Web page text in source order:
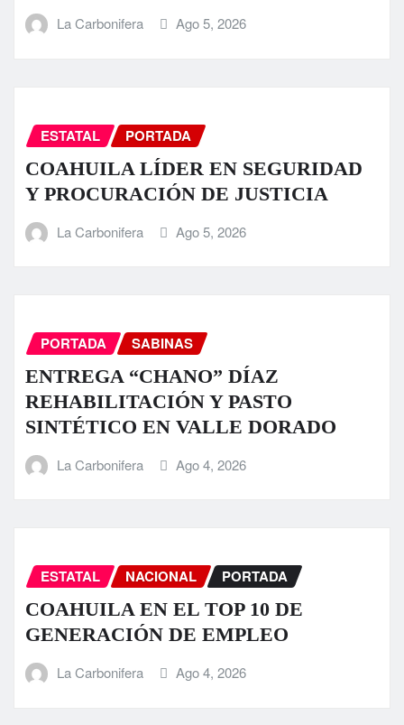
La Carbonifera Ago 5, 2026
ESTATAL PORTADA
COAHUILA LÍDER EN SEGURIDAD
Y PROCURACIÓN DE JUSTICIA
La Carbonifera Ago 5, 2026
PORTADA SABINAS
ENTREGA “CHANO” DÍAZ
REHABILITACIÓN Y PASTO
SINTÉTICO EN VALLE DORADO
La Carbonifera Ago 4, 2026
ESTATAL NACIONAL PORTADA
COAHUILA EN EL TOP 10 DE
GENERACIÓN DE EMPLEO
La Carbonifera Ago 4, 2026